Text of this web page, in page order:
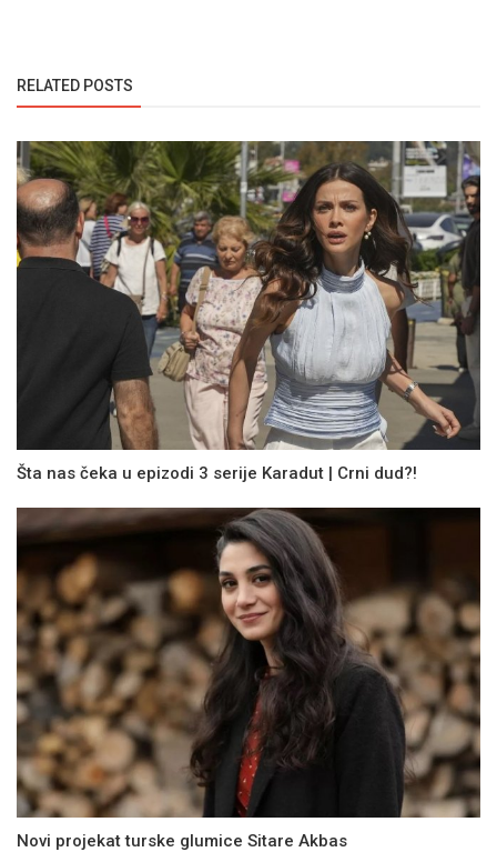
RELATED POSTS
Šta nas čeka u epizodi 3 serije Karadut | Crni dud?!
Novi projekat turske glumice Sitare Akbas